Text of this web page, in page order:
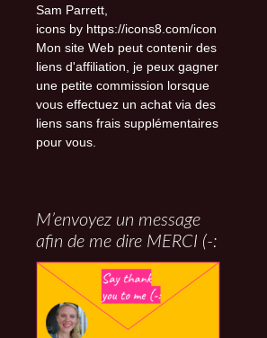
Sam Parrett,
icons by https://icons8.com/icon
Mon site Web peut contenir des
liens d'affiliation, je peux gagner
une petite commission lorsque
vous effectuez un achat via des
liens sans frais supplémentaires
pour vous.
M’envoyez un message
afin de me dire MERCI (-: